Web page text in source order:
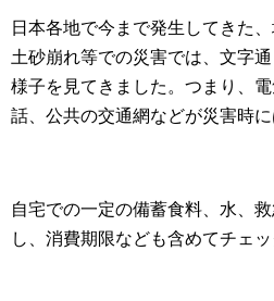
日本各地で今まで発生してきた
土砂崩れ等での災害では、文字
様子を見てきました。つまり、
話、公共の交通網などが災害時に
自宅での一定の備蓄食料、水、
し、消費期限なども含めてチェ